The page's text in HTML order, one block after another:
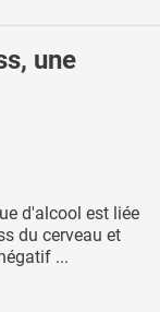
une
d'alcool est liée
du cerveau et
...